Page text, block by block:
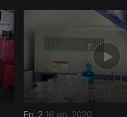
Ep. 2 16 jan. 2020